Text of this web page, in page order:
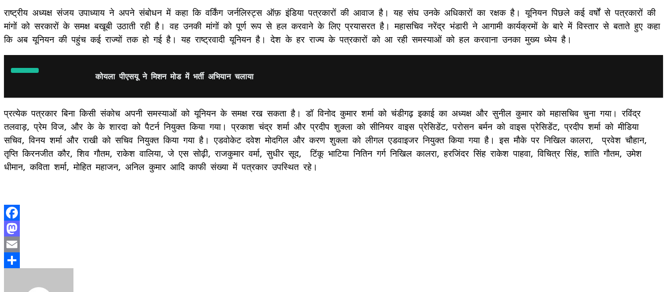
राष्ट्रीय अध्यक्ष संजय उपाध्याय ने अपने संबोधन में कहा कि वर्किंग जर्नलिस्ट्स ऑफ़ इंडिया पत्रकारों की आवाज है। यह संघ उनके अधिकारों का रक्षक है। यूनियन पिछले कई वर्षों से पत्रकारों की
मांगों को सरकारों के समक्ष बखूबी उठाती रही है। वह उनकी मांगों को पूर्ण रूप से हल करवाने के लिए प्रयासरत है। महासचिव नरेंद्र भंडारी ने आगामी कार्यक्रमों के बारे में विस्तार से बताते हुए कहा
कि अब यूनियन की पहुंच कई राज्यों तक हो गई है। यह राष्ट्रवादी यूनियन है। देश के हर राज्य के पत्रकारों को आ रही समस्याओं को हल करवाना उनका मुख्य ध्येय है।
कोयला पीएसयू ने मिशन मोड में भर्ती अभियान चलाया
प्रत्येक पत्रकार बिना किसी संकोच अपनी समस्याओं को यूनियन के समक्ष रख सकता है। डॉ विनोद कुमार शर्मा को चंडीगढ़ इकाई का अध्यक्ष और सुनील कुमार को महासचिव चुना गया। रविंद्र
तलवाड़, प्रेम विज, और के के शारदा को पैटर्न नियुक्त किया गया। प्रकाश चंद्र शर्मा और प्रदीप शुक्ला को सीनियर वाइस प्रेसिडेंट, परोसन बर्मन को वाइस प्रेसिडेंट, प्रदीप शर्मा को मीडिया
सचिव, विनय शर्मा और राखी को सचिव नियुक्त किया गया है। एडवोकेट दवेश मोदगिल और करण शुक्ला को लीगल एडवाइजर नियुक्त किया गया है। इस मौके पर निखिल कालरा, प्रवेश चौहान,
तृप्ति किरनजीत कौर, शिव गौतम, राकेश वालिया, जे एस सोढ़ी, राजकुमार वर्मा, सुधीर सूद, टिंकू भाटिया नितिन गर्ग निखिल कालरा, हरजिंदर सिंह राकेश पाहवा, विचित्र सिंह, शांति गौतम, उमेश
धीमान, कविता शर्मा, मोहित महाजन, अनिल कुमार आदि काफी संख्या में पत्रकार उपस्थित रहे।
Facebook
Mastodon
Email